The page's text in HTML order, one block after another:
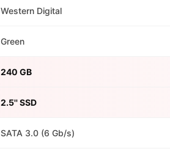
Western Digital
Green
240 GB
2.5'' SSD
SATA 3.0 (6 Gb/s)